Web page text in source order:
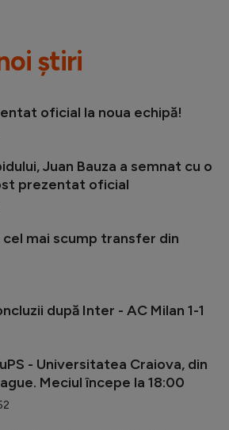
știri
oficial la noua echipă!
Juan Bauza a semnat cu o
prezentat oficial
mai scump transfer din
după Inter - AC Milan 1-1
- Universitatea Craiova, din
Meciul începe la 18:00